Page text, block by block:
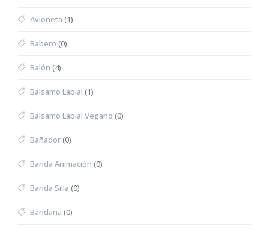
Avioneta (1)
Babero (0)
Balón (4)
Bálsamo Labial (1)
Bálsamo Labial Vegano (0)
Bañador(0)
Banda Animación (0)
Banda Silla (0)
Bandana (0)